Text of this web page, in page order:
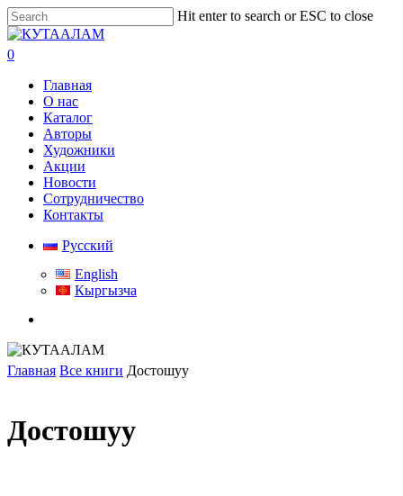
Skip
to
main
content
Hit enter to search or ESC to close
Close
Search
search
0
Главная
О нас
Каталог
Авторы
Художники
Акции
Новости
Сотрудничество
Контакты
Русский
English
Кыргызча
Главная Все книги Достошуу
Достошуу